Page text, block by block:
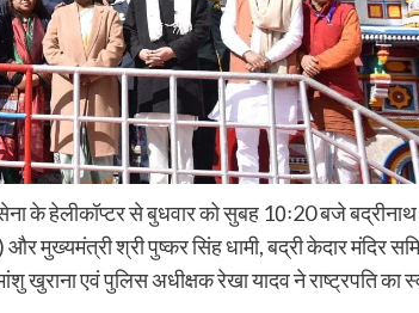
के हेलीकॉप्टर से बुधवार को सुबह 10ः20 बजे बद्रीनाथ
मुख्यमंत्री श्री पुष्कर सिंह धामी, बद्री केदार मंदिर
खुराना एवं पुलिस अधीक्षक रेखा यादव ने राष्ट्रपति का